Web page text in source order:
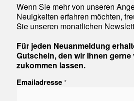
Wenn Sie mehr von unseren
Neuigkeiten erfahren möchten,
Sie unseren monatlichen
Für jeden Neuanmeldung
Gutschein, den wir Ihnen gerne
zukommen lassen.
Emailadresse *